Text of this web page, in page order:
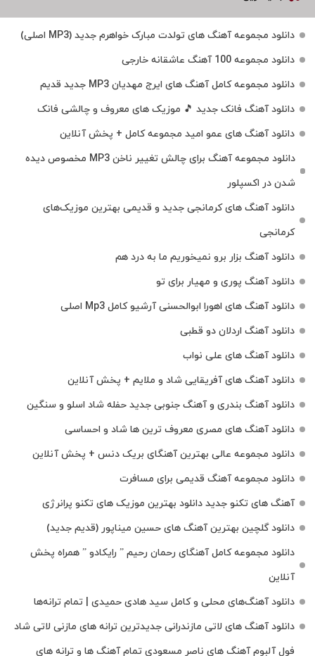
دانلود مجموعه آهنگ های تولدت مبارک خواهرم جدید (MP3 اصلی)
دانلود مجموعه 100 آهنگ عاشقانه خارجی
دانلود مجموعه کامل آهنگ های ایرج مهدیان MP3 جدید قدیم
دانلود آهنگ فانک جدید 🎵 موزیک‌ های معروف و چالشی فانک
دانلود آهنگ های عمو امید مجموعه کامل + پخش آنلاین
دانلود مجموعه آهنگ برای چالش تغییر ناخن MP3 مخصوص دیده
شدن در اکسپلور
دانلود آهنگ‌ های کرمانجی جدید و قدیمی بهترین موزیک‌های
کرمانجی
دانلود آهنگ بزار برو نمیخوریم ما به درد هم
دانلود آهنگ پوری و مهیار برای تو
دانلود آهنگ های اهورا ابوالحسنی آرشیو کامل Mp3 اصلی
دانلود آهنگ اردلان دو قطبی
دانلود آهنگ های علی نواب
دانلود آهنگ های آفریقایی شاد و ملایم + پخش آنلاین
دانلود آهنگ بندری و آهنگ جنوبی جدید حفله شاد اسلو و سنگین
دانلود آهنگ های مصری معروف ترین ها شاد و احساسی
دانلود مجموعه عالی بهترین آهنگای بریک دنس + پخش آنلاین
دانلود مجموعه آهنگ قدیمی برای مسافرت
آهنگ های تکنو جدید دانلود بهترین موزیک های تکنو پرانرژی
دانلود گلچین بهترین آهنگ های حسین میناپور (قدیم جدید)
دانلود مجموعه کامل آهنگای رحمان رحیم ” رایکادو ” همراه پخش
آنلاین
دانلود آهنگ‌های محلی و کامل سید هادی حمیدی | تمام ترانه‌ها
دانلود آهنگ‌ های لاتی مازندرانی جدیدترین ترانه های مازنی لاتی شاد
فول آلبوم آهنگ‌ های ناصر مسعودی تمام آهنگ‌ ها و ترانه‌ های